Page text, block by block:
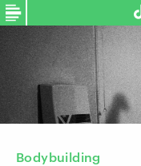
Bodybuilding